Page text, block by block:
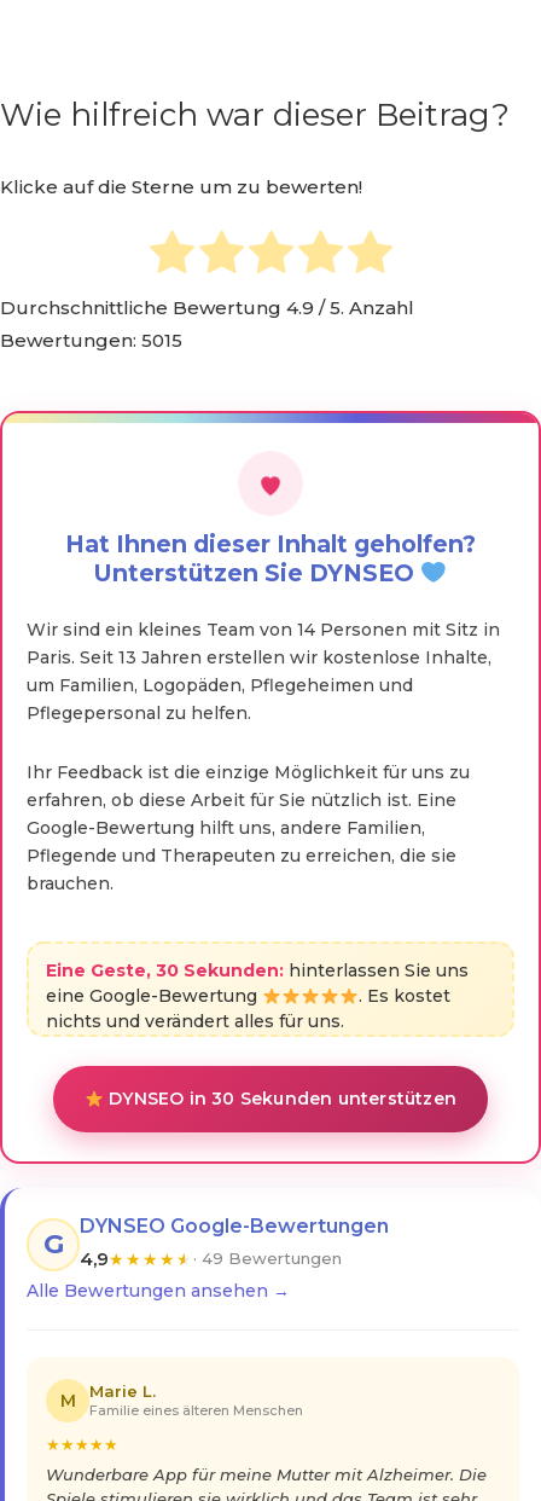
Wie hilfreich war dieser Beitrag?
Klicke auf die Sterne um zu bewerten!
Durchschnittliche Bewertung 4.9 / 5. Anzahl
Bewertungen: 5015
Hat Ihnen dieser Inhalt geholfen?
Unterstützen Sie DYNSEO
Wir sind ein kleines Team von 14 Personen mit Sitz in
Paris. Seit 13 Jahren erstellen wir kostenlose Inhalte,
um Familien, Logopäden, Pflegeheimen und
Pflegepersonal zu helfen.
Ihr Feedback ist die einzige Möglichkeit für uns zu
erfahren, ob diese Arbeit für Sie nützlich ist. Eine
Google-Bewertung hilft uns, andere Familien,
Pflegende und Therapeuten zu erreichen, die sie
brauchen.
Eine Geste, 30 Sekunden: hinterlassen Sie uns
eine Google-Bewertung
. Es kostet
nichts und verändert alles für uns.
DYNSEO in 30 Sekunden unterstützen
G
DYNSEO Google-Bewertungen
4,9★★★★★ · 49 Bewertungen
Alle Bewertungen ansehen →
M Marie L.
Familie eines älteren Menschen
★★★★★
Wunderbare App für meine Mutter mit Alzheimer. Die